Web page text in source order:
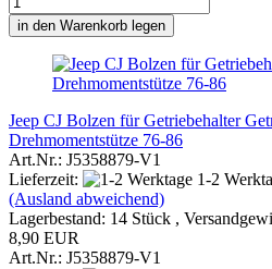
in den Warenkorb legen
Jeep CJ Bolzen für Getriebehalter
Drehmomentstütze 76-86
Art.Nr.: J5358879-V1
Lieferzeit:
1-2
(Ausland abweichend)
Lagerbestand: 14 Stück ,
8,90 EUR
Art.Nr.: J5358879-V1